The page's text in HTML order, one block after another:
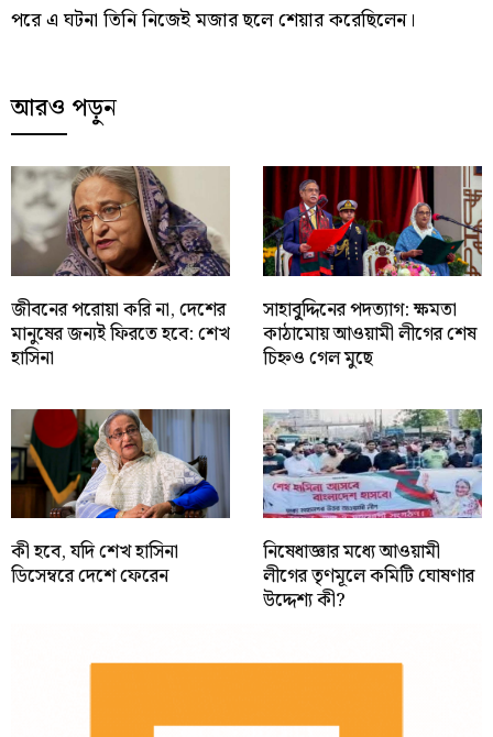
পরে এ ঘটনা তিনি নিজেই মজার ছলে শেয়ার করেছিলেন।
আরও পড়ুন
জীবনের পরোয়া করি না, দেশের
মানুষের জন্যই ফিরতে হবে: শেখ
হাসিনা
সাহাবু্দ্দিনের পদত্যাগ: ক্ষমতা
কাঠামোয় আওয়ামী লীগের শেষ
চিহ্নও গেল মুছে
কী হবে, যদি শেখ হাসিনা
ডিসেম্বরে দেশে ফেরেন
নিষেধাজ্ঞার মধ্যে আওয়ামী
লীগের তৃণমূলে কমিটি ঘোষণার
উদ্দেশ্য কী?